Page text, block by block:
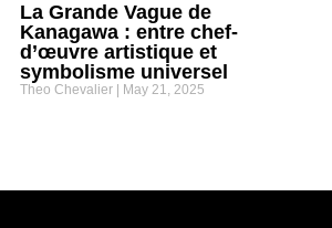
La Grande Vague de
Kanagawa : entre chef-
d’œuvre artistique et
symbolisme universel
Theo Chevalier May 21, 2025